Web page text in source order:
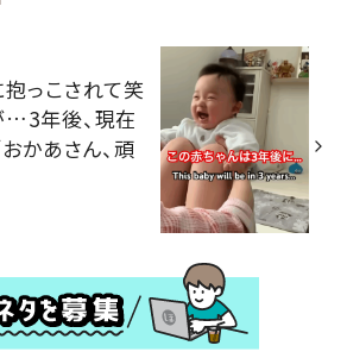
抱っこされて笑
…3年後、現在
おかあさん、頑